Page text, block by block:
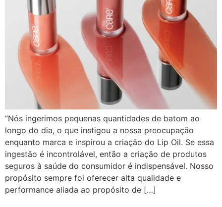
“Nós ingerimos pequenas quantidades de batom ao
longo do dia, o que instigou a nossa preocupação
enquanto marca e inspirou a criação do Lip Oil. Se essa
ingestão é incontrolável, então a criação de produtos
seguros à saúde do consumidor é indispensável. Nosso
propósito sempre foi oferecer alta qualidade e
performance aliada ao propósito de […]